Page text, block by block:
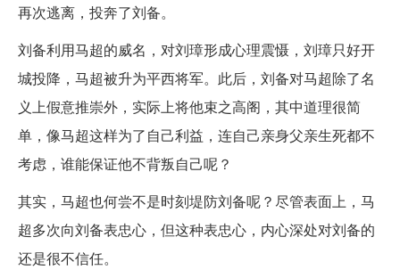
再次逃离，投奔了刘备。
刘备利用马超的威名，对刘璋形成心理震慑，刘璋只好开
城投降，马超被升为平西将军。此后，刘备对马超除了名
义上假意推崇外，实际上将他束之高阁，其中道理很简
单，像马超这样为了自己利益，连自己亲身父亲生死都不
考虑，谁能保证他不背叛自己呢？
其实，马超也何尝不是时刻堤防刘备呢？尽管表面上，马
超多次向刘备表忠心，但这种表忠心，内心深处对刘备的
还是很不信任。